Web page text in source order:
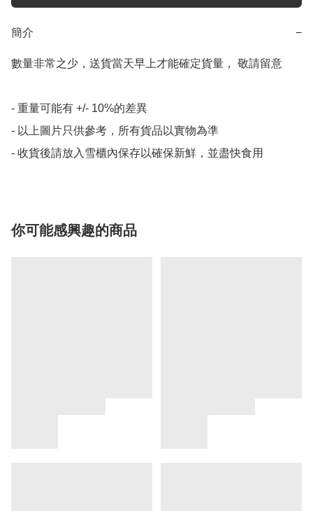
簡介 −
數量非常之少，送貨當天早上才能確定貨量， 敬請留意
- 重量可能有 +/- 10%的差異
- 以上圖片只供參考，所有貨品以實物為準
- 收貨後請放入雪櫃內保存以確保新鮮，並盡快食用
你可能感興趣的商品